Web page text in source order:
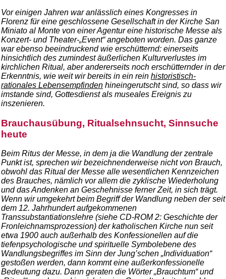
Vor einigen Jahren war anlässlich eines Kongresses in
Florenz für eine geschlossene Gesellschaft in der Kirche San
Miniato al Monte von einer Agentur eine historische Messe als
Konzert- und Theater-„Event“ angeboten worden. Das ganze
war ebenso beeindruckend wie erschütternd: einerseits
hinsichtlich des zumindest äußerlichen Kulturverlustes im
kirchlichen Ritual, aber andererseits noch erschütternder in der
Erkenntnis, wie weit wir bereits in ein rein historistisch-
rationales Lebensempfinden hineingerutscht sind, so dass wir
imstande sind, Gottesdienst als museales Ereignis zu
inszenieren.
Brauchausübung, Ritualsehnsucht, Sinnsuche
heute
Beim Ritus der Messe, in dem ja die Wandlung der zentrale
Punkt ist, sprechen wir bezeichnenderweise nicht von Brauch,
obwohl das Ritual der Messe alle wesentlichen Kennzeichen
des Brauches, nämlich vor allem die zyklische Wiederholung
und das Andenken an Geschehnisse ferner Zeit, in sich trägt.
Wenn wir umgekehrt beim Begriff der Wandlung neben der seit
dem 12. Jahrhundert aufgekommenen
Transsubstantiationslehre (siehe CD-ROM 2: Geschichte der
Fronleichnamsprozession) der katholischen Kirche nun seit
etwa 1900 auch außerhalb des Konfessionellen auf die
tiefenpsychologische und spirituelle Symbolebene des
Wandlungsbegriffes im Sinn der Jung’schen „Individuation“
gestoßen werden, dann kommt eine außerkonfessionelle
Bedeutung dazu. Dann geraten die Wörter „Brauchtum“ und